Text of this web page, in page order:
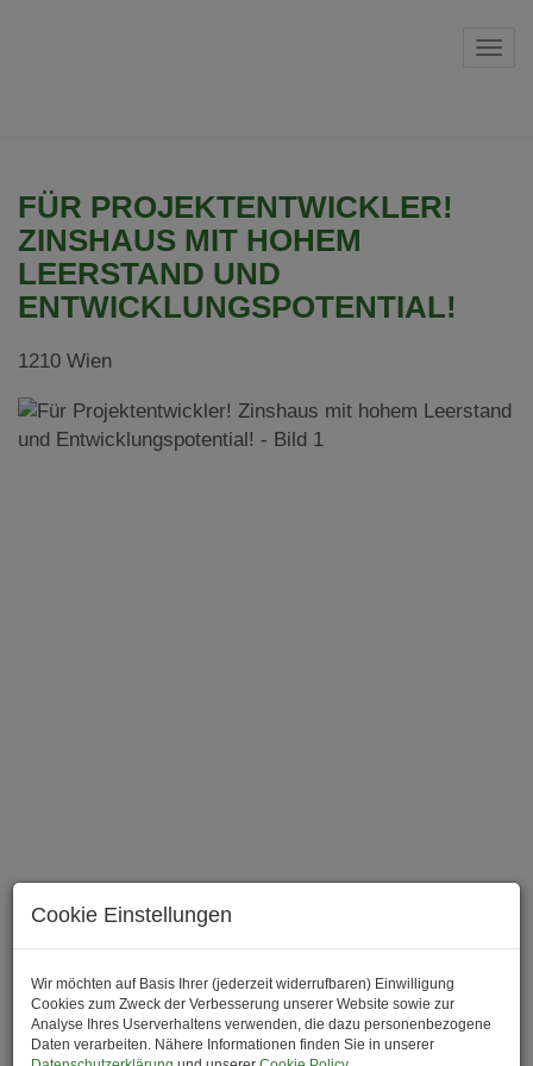
FÜR PROJEKTENTWICKLER!
ZINSHAUS MIT HOHEM
LEERSTAND UND
ENTWICKLUNGSPOTENTIAL!
1210 Wien
Beschreibung
Zinshausentwicklungsprojekt.
Cookie Einstellungen
Wir möchten auf Basis Ihrer (jederzeit widerrufbaren) Einwilligung
Cookies zum Zweck der Verbesserung unserer Website sowie zur
Analyse Ihres Userverhaltens verwenden, die dazu personenbezogene
Daten verarbeiten. Nähere Informationen finden Sie in unserer